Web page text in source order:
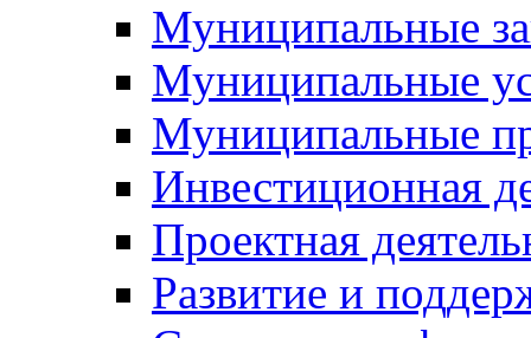
Муниципальные
Муниципальные
Муниципальные
Инвестиционная
Проектная
Развитие и